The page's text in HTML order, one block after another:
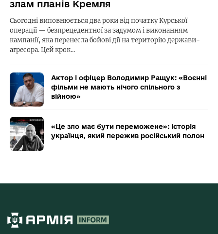
злам планів Кремля
Сьогодні виповнюється два роки від початку Курської
операції — безпрецедентної за задумом і виконанням
кампанії, яка перенесла бойові дії на територію держави-
агресора. Цей крок…
Актор і офіцер Володимир Ращук: «Воєнні
фільми не мають нічого спільного з
війною»
«Це зло має бути переможене»: історія
українця, який пережив російський полон